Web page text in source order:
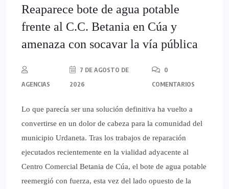
Reaparece bote de agua potable
frente al C.C. Betania en Cúa y
amenaza con socavar la vía pública
AGENCIAS
7 DE AGOSTO DE
2026
0
COMENTARIOS
Lo que parecía ser una solución definitiva ha vuelto a
convertirse en un dolor de cabeza para la comunidad del
municipio Urdaneta. Tras los trabajos de reparación
ejecutados recientemente en la vialidad adyacente al
Centro Comercial Betania de Cúa, el bote de agua potable
reemergió con fuerza, esta vez del lado opuesto de la